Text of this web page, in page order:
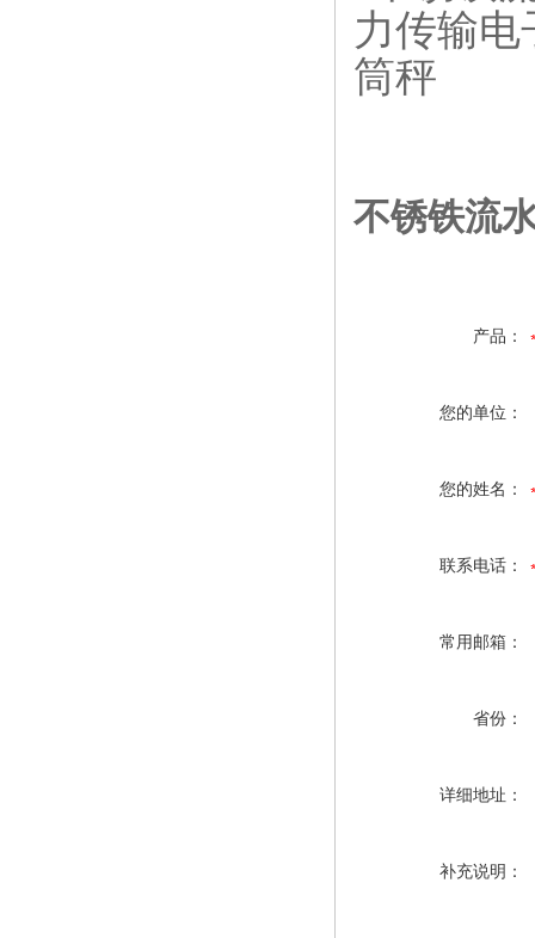
不锈铁流
产品：
您的单位：
您的姓名：
联系电话：
常用邮箱：
省份：
详细地址：
补充说明：